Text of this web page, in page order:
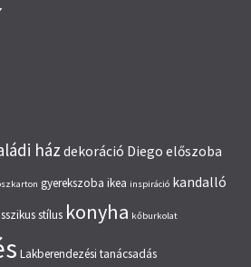
ház dekoráció Diego előszoba
gyerekszoba ikea inspiráció kandalló
stílus konyha kőburkolat
Lakberendezési tanácsadás